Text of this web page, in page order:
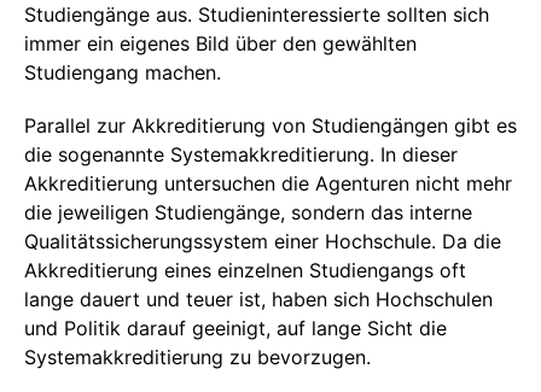
Studiengänge aus. Studieninteressierte sollten sich
immer ein eigenes Bild über den gewählten
Studiengang machen.
Parallel zur Akkreditierung von Studiengängen gibt es
die sogenannte Systemakkreditierung. In dieser
Akkreditierung untersuchen die Agenturen nicht mehr
die jeweiligen Studiengänge, sondern das interne
Qualitätssicherungssystem einer Hochschule. Da die
Akkreditierung eines einzelnen Studiengangs oft
lange dauert und teuer ist, haben sich Hochschulen
und Politik darauf geeinigt, auf lange Sicht die
Systemakkreditierung zu bevorzugen.